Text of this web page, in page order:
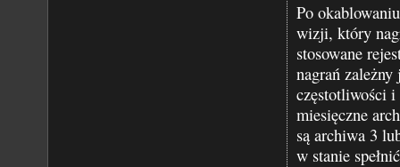
Po
wizji, który
stosowane
nagrań
częstotliwości
miesięczne
są archiwa 3
w stanie